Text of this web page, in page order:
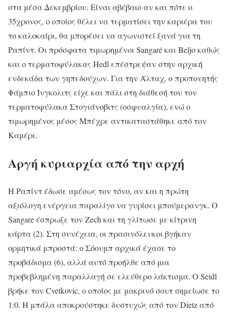
στα μέσα Δεκεμβρίου. Είναι αβέβαιο αν και πότε ο
35χρονος, ο οποίος θέλει να τερματίσει την καριέρα του
το καλοκαίρι, θα μπορέσει να αγωνιστεί ξανά για τη
Ραπίντ. Οι πρόσφατα τιμωρημένοι Sangaré και Beljo καθώς
και ο τερματοφύλακας Hedl επέστρεψαν στην αρχική
ενδεκάδα των γηπεδούχων. Για την Άλταχ, ο προπονητής
Φάμπιο Ίνγκολιτς είχε και πάλι στη διάθεσή του τον
τερματοφύλακα Στογιάνοβιτς (οσφυαλγία), ενώ ο
τιμωρημένος μέσος Μπέχρε αντικαταστάθηκε από τον
Καμέρι.
Αργή κυριαρχία από την αρχή
Η Ραπίντ έδωσε αμέσως τον τόνο, αν και η πρώτη
αξιόλογη ενέργεια παραλίγο να γυρίσει μπούμερανγκ. Ο
Sangare έσπρωξε τον Zech και τη γλίτωσε με κίτρινη
κάρτα (2). Στη συνέχεια, οι πρασινόλευκοι βγήκαν
ορμητικά μπροστά: ο Σόουμπ αρχικά έχασε το
προβάδισμα (6), αλλά αυτό προήλθε από μια
προβεβλημένη παραλλαγή σε ελεύθερο λάκτισμα. Ο Seidl
βρήκε τον Cvetkovic, ο οποίος με μακρινό σουτ σημείωσε το
1:0. Η μπάλα αποκρούστηκε δυστυχώς από τον Dietz από